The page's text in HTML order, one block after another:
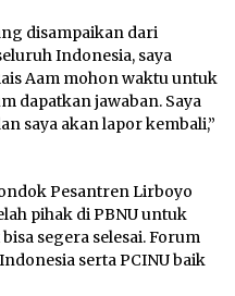
disampaikan dari
Indonesia, saya
Aam mohon waktu untuk
dapatkan jawaban. Saya
saya akan lapor kembali,”
Pesantren Lirboyo
pihak di PBNU untuk
segera selesai. Forum
serta PCINU baik